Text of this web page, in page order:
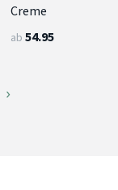
Creme
ab 54.95